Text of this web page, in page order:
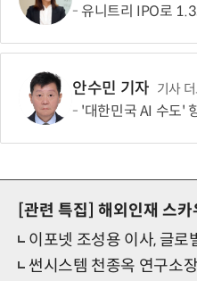
유니트리 IPO로 1.3조 조달 나
안수민 기자 기사 더
'대한민국 AI 수도' 향한 전력·수력·
[관련 특집] 해외인재 스카
이포넷 조성용 이사, 글로
썬시스템 천종옥 연구소장